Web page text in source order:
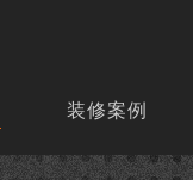
装修案例